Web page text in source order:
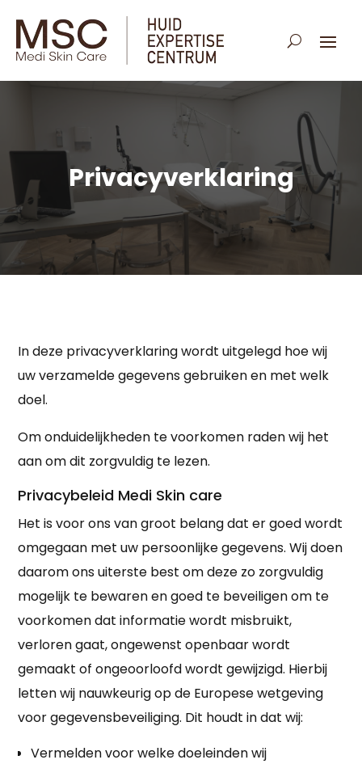
Privacyverklaring
In deze privacyverklaring wordt uitgelegd hoe wij
uw verzamelde gegevens gebruiken en met welk
doel.
Om onduidelijkheden te voorkomen raden wij het
aan om dit zorgvuldig te lezen.
Privacybeleid Medi Skin care
Het is voor ons van groot belang dat er goed wordt
omgegaan met uw persoonlijke gegevens. Wij doen
daarom ons uiterste best om deze zo zorgvuldig
mogelijk te bewaren en goed te beveiligen om te
voorkomen dat informatie wordt misbruikt,
verloren gaat, ongewenst openbaar wordt
gemaakt of ongeoorloofd wordt gewijzigd. Hierbij
letten wij nauwkeurig op de Europese wetgeving
voor gegevensbeveiliging. Dit houdt in dat wij:
Vermelden voor welke doeleinden wij